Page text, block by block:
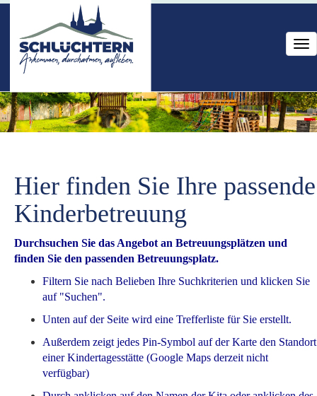
Hier finden Sie Ihre passende
Kinderbetreuung
Durchsuchen Sie das Angebot an Betreuungsplätzen und
finden Sie den passenden Betreuungsplatz.
Filtern Sie nach Belieben Ihre Suchkriterien und klicken Sie
auf "Suchen".
Unten auf der Seite wird eine Trefferliste für Sie erstellt.
Außerdem zeigt jedes Pin-Symbol auf der Karte den Standort
einer Kindertagesstätte (Google Maps derzeit nicht
verfügbar)